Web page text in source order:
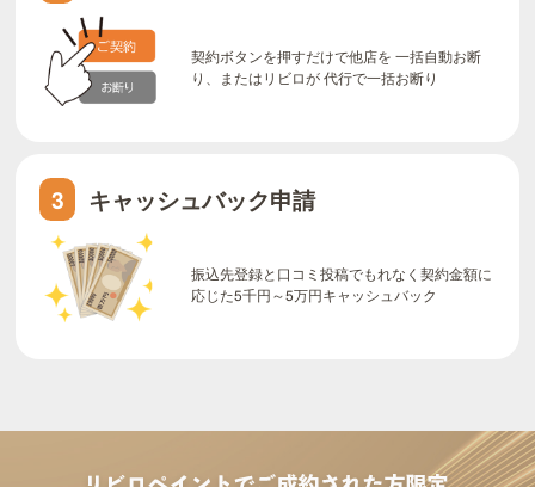
契約ボタンを押すだけで他店を 一括自動お断
り、またはリビロが 代行で一括お断り
3 キャッシュバック申請
振込先登録と口コミ投稿でもれなく契約金額に
応じた5千円～5万円キャッシュバック